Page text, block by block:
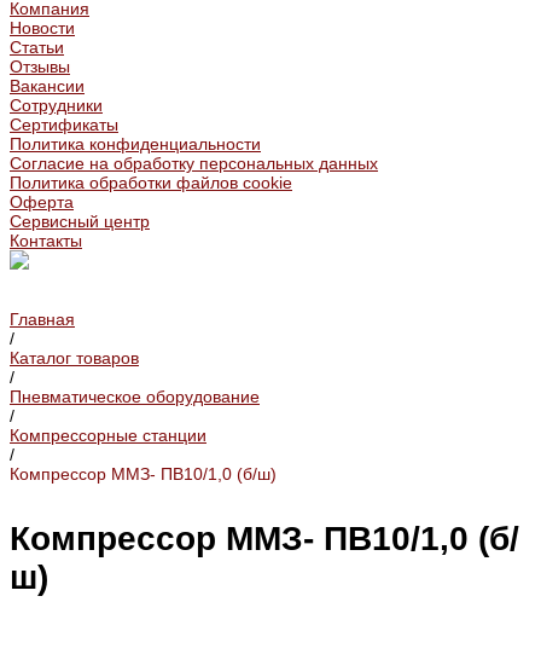
Компания
Новости
Статьи
Отзывы
Вакансии
Сотрудники
Сертификаты
Политика конфиденциальности
Согласие на обработку персональных данных
Политика обработки файлов cookie
Оферта
Сервисный центр
Контакты
Главная
/
Каталог товаров
/
Пневматическое оборудование
/
Компрессорные станции
/
Компрессор ММЗ- ПВ10/1,0 (б/ш)
Компрессор ММЗ- ПВ10/1,0 (б/
ш)